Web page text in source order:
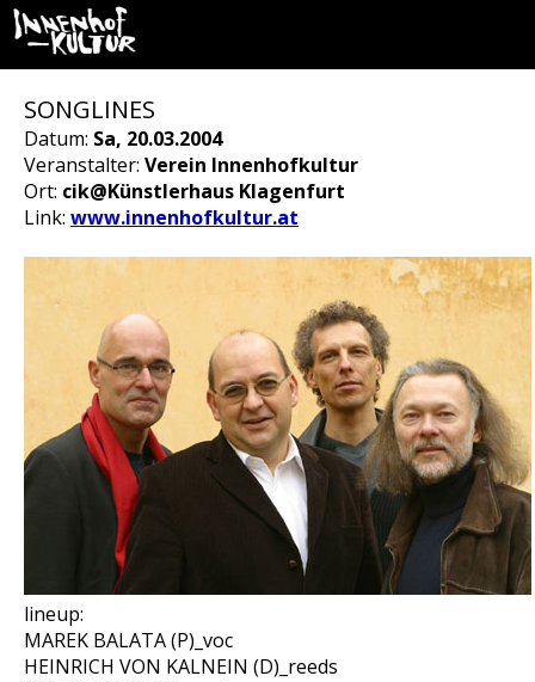
SONGLINES
Datum: Sa, 20.03.2004
Veranstalter: Verein Innenhofkultur
Ort: cik@Künstlerhaus Klagenfurt
Link: www.innenhofkultur.at
lineup:
MAREK BALATA (P)_voc
HEINRICH VON KALNEIN (D)_reeds